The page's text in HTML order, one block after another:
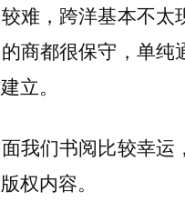
难，跨洋基本不太
商都很保守，单纯
立。
我们书阅比较幸运
权内容。